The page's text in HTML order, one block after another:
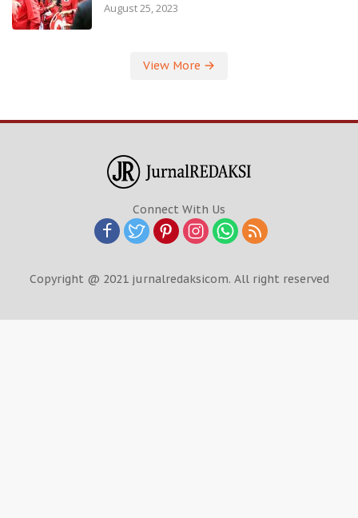
August 25, 2023
View More
Connect With Us
Copyright @ 2021 jurnalredaksicom. All right reserved